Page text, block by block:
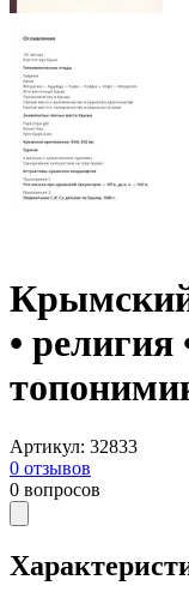
Крымский
• религия
Артикул: 32833
0 отзывов
0 вопросов